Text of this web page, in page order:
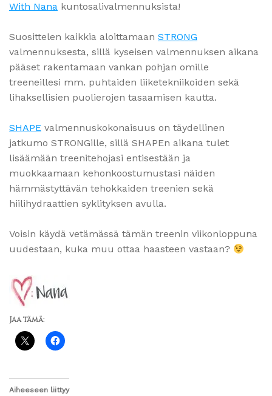
With Nana kuntosalivalmennuksista!
Suosittelen kaikkia aloittamaan STRONG
valmennuksesta, sillä kyseisen valmennuksen aikana
pääset rakentamaan vankan pohjan omille
treeneillesi mm. puhtaiden liiketekniikoiden sekä
lihaksellisien puolierojen tasaamisen kautta.
SHAPE valmennuskokonaisuus on täydellinen
jatkumo STRONGille, sillä SHAPEn aikana tulet
lisäämään treenitehojasi entisestään ja
muokkaamaan kehonkoostumustasi näiden
hämmästyttävän tehokkaiden treenien sekä
hiilihydraattien syklityksen avulla.
Voisin käydä vetämässä tämän treenin viikonloppuna
uudestaan, kuka muu ottaa haasteen vastaan?
Jaa tämä:
Aiheeseen liittyy